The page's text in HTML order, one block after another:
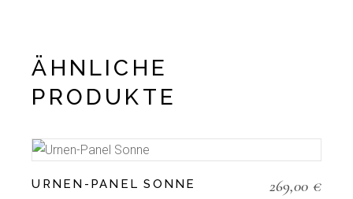
ÄHNLICHE
PRODUKTE
URNEN-PANEL SONNE 269,00 €